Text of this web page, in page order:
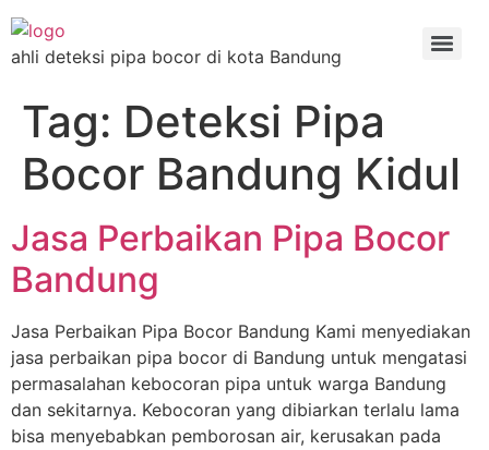
ahli deteksi pipa bocor di kota Bandung
Tag: Deteksi Pipa
Bocor Bandung Kidul
Jasa Perbaikan Pipa Bocor
Bandung
Jasa Perbaikan Pipa Bocor Bandung Kami menyediakan
jasa perbaikan pipa bocor di Bandung untuk mengatasi
permasalahan kebocoran pipa untuk warga Bandung
dan sekitarnya. Kebocoran yang dibiarkan terlalu lama
bisa menyebabkan pemborosan air, kerusakan pada